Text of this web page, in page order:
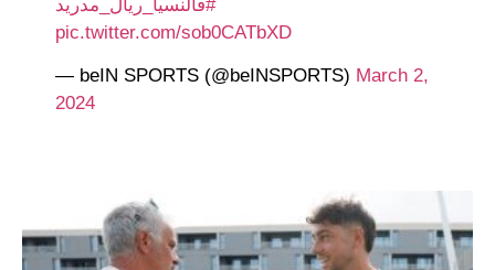
#فالنسيا_ريال_مدريد
pic.twitter.com/sob0CATbXD
— beIN SPORTS (@beINSPORTS) March 2,
2024